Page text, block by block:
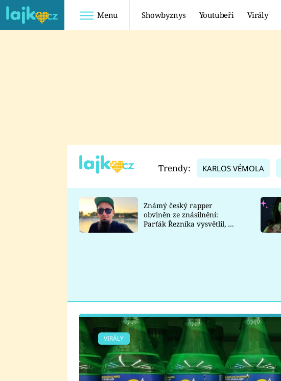
Menu Showbyznys Youtubeři Virály
TADEÁŠ KUBĚNKA
DATEL
Trendy: KARLOS VÉMOLA
Známý český rapper
obviněn ze znásilnění:
Parťák Řezníka vysvětlil, co
VIRÁLY